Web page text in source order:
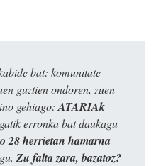
bat: komunitate
guztien ondoren, zuen
gehiago: ATARIAk
erronka bat daukagu
28 herrietan hamarna
Zu falta zara, bazatoz?